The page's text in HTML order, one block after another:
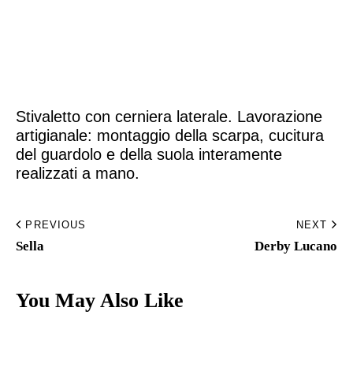
Remote Bespoke
Bespoke
Archivio
Stivaletto con cerniera laterale. Lavorazione
artigianale: montaggio della scarpa, cucitura
del guardolo e della suola interamente
realizzati a mano.
PREVIOUS
Sella
NEXT
Derby Lucano​
You May Also Like